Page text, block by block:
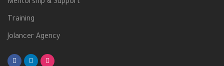
Mentorship & Support
Training
Jolancer Agency